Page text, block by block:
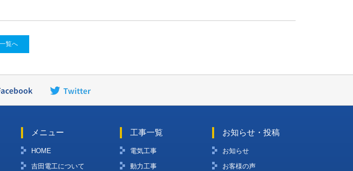
一覧へ
メニュー
HOME
吉田電工について
工事一覧
電気工事
動力工事
お知らせ・投稿
お知らせ
お客様の声